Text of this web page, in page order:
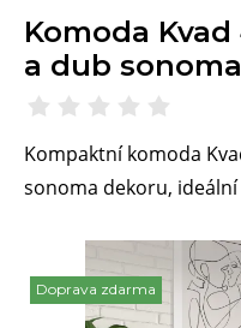
Komoda
a dub sonoma
Kompaktní komoda
sonoma dekoru,
Doprava zdarma